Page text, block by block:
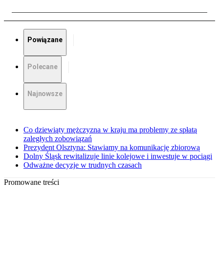
Powiązane
Polecane
Najnowsze
Co dziewiąty mężczyzna w kraju ma problemy ze spłatą
zaległych zobowiązań
Prezydent Olsztyna: Stawiamy na komunikację zbiorową
Dolny Śląsk rewitalizuje linie kolejowe i inwestuje w pociągi
Odważne decyzje w trudnych czasach
Promowane treści